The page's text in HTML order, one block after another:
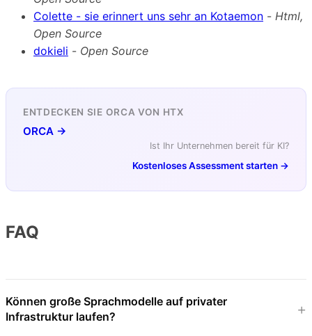
Colette - sie erinnert uns sehr an Kotaemon - Html,
Open Source
dokieli - Open Source
ENTDECKEN SIE ORCA VON HTX
ORCA →
Ist Ihr Unternehmen bereit für KI?
Kostenloses Assessment starten →
FAQ
Können große Sprachmodelle auf privater
Infrastruktur laufen?